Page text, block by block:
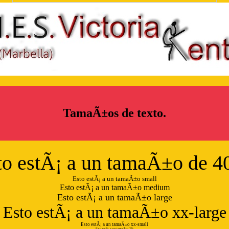
TamaÃ±os de texto.
estÃ¡ a un tamaÃ±o de
Esto estÃ¡ a un tamaÃ±o small
Esto estÃ¡ a un tamaÃ±o medium
Esto estÃ¡ a un tamaÃ±o large
Esto estÃ¡ a un tamaÃ±o xx-large
Esto estÃ¡ a un tamaÃ±o xx-small